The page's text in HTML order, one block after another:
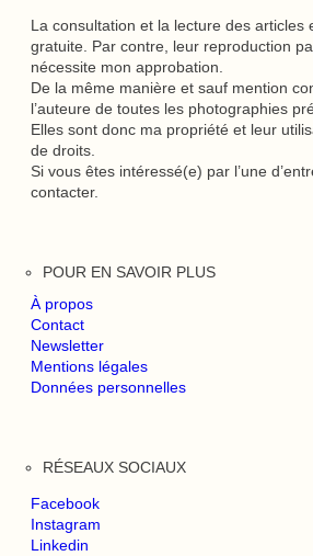
La consultation et la lecture des articles
gratuite. Par contre, leur reproduction
nécessite mon approbation.
De la même manière et sauf mention
l’auteure de toutes les photographies
Elles sont donc ma propriété et leur
de droits.
Si vous êtes intéressé(e) par l’une
contacter.
POUR EN SAVOIR PLUS
À propos
Contact
Newsletter
Mentions légales
Données personnelles
RÉSEAUX SOCIAUX
Facebook
Instagram
Linkedin